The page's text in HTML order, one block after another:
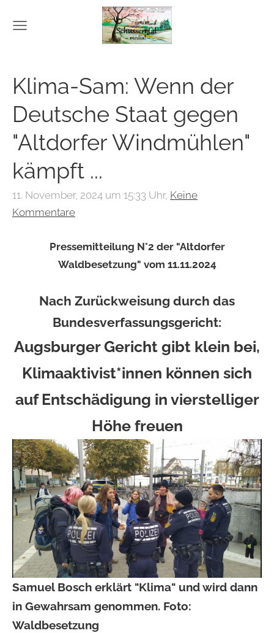
Klima-Sam: Wenn der
Deutsche Staat gegen
"Altdorfer Windmühlen"
kämpft ...
11. November, 2024 um 15:33 Uhr, Keine
Kommentare
Pressemitteilung N°2 der "Altdorfer
Waldbesetzung" vom 11.11.2024
Nach Zurückweisung durch das
Bundesverfassungsgericht:
Augsburger Gericht gibt klein bei,
Klimaaktivist*innen können sich
auf Entschädigung in vierstelliger
Höhe freuen
Samuel Bosch erklärt "Klima" und wird dann
in Gewahrsam genommen. Foto:
Waldbesetzung